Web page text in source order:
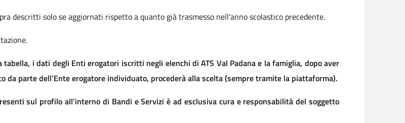
descritti solo se aggiornati rispetto a quanto già trasmesso nell'anno scolastico precedente.
i dati degli Enti erogatori iscritti negli elenchi di ATS Val Padana e la famiglia, dopo aver
parte dell’Ente erogatore individuato, procederà alla scelta (sempre tramite la piattaforma).
sul profilo all’interno di Bandi e Servizi è ad esclusiva cura e responsabilità del soggetto